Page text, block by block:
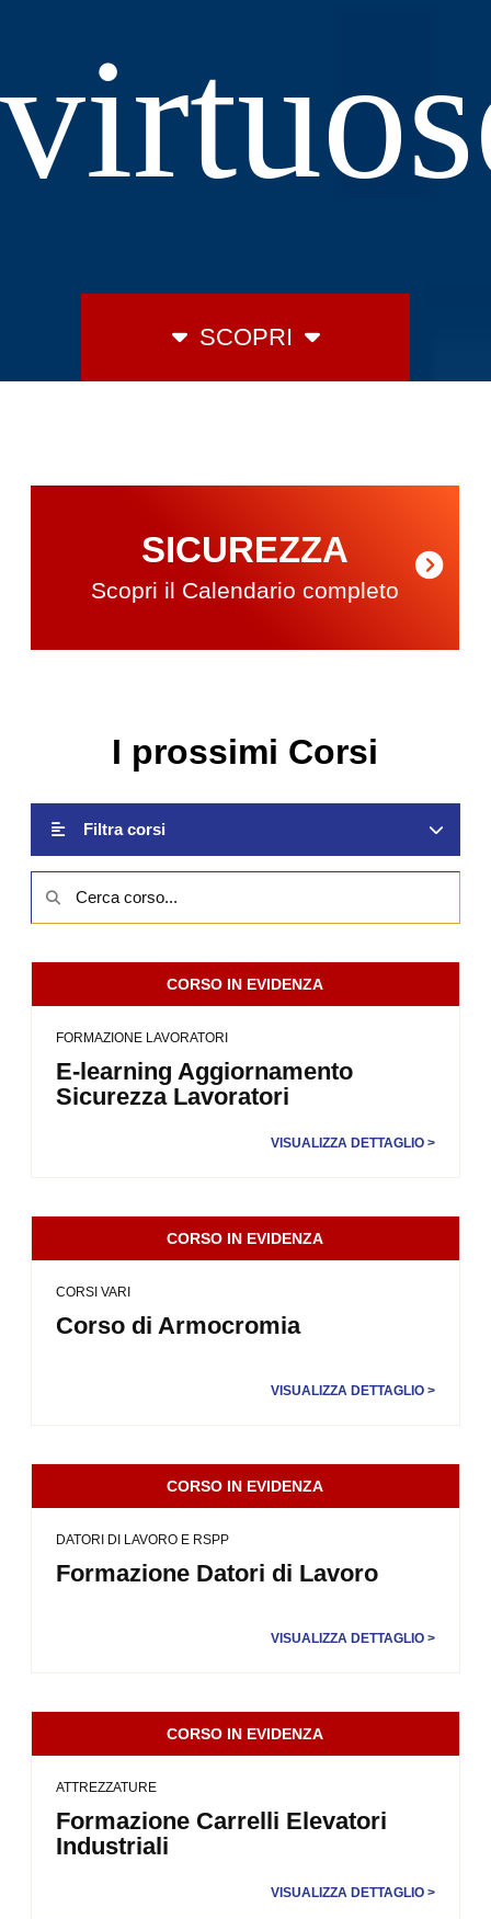
SCOPRI
SICUREZZA
Scopri il Calendario completo
I prossimi Corsi
Filtra corsi
corso
CORSO IN EVIDENZA
FORMAZIONE LAVORATORI
E-learning Aggiornamento
Sicurezza Lavoratori
VISUALIZZA DETTAGLIO >
CORSO IN EVIDENZA
CORSI VARI
Corso di Armocromia
VISUALIZZA DETTAGLIO >
CORSO IN EVIDENZA
DATORI DI LAVORO E RSPP
Formazione Datori di Lavoro
VISUALIZZA DETTAGLIO >
CORSO IN EVIDENZA
ATTREZZATURE
Formazione Carrelli Elevatori
Industriali
VISUALIZZA DETTAGLIO >